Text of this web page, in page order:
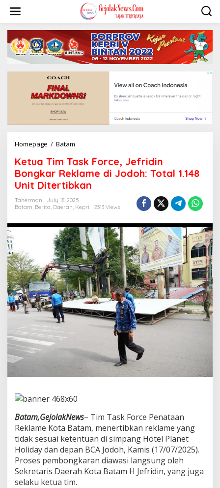
i
Homepage / Batam
t
u
a
T
i
m
a
s
k
F
o
r
c
e
,
e
d
g
a
r
R
k
l
a
Ketua Tim Task Force, Jefridin
Bongkar Reklame di Jodoh: Total 1.148
Unit Ditertibkan
Taherman
July 18, 2025
Batam, Berita, Daerah, Kepri 2313 Views
Batam,GejolakNews– Tim Task Force Penataan
Reklame Kota Batam, menertibkan reklame yang
tidak sesuai ketentuan di simpang Hotel Planet
Holiday dan depan BCA Jodoh, Kamis (17/07/2025).
Proses pembongkaran diawasi langsung oleh
Sekretaris Daerah Kota Batam H Jefridin, yang juga
selaku ketua tim.